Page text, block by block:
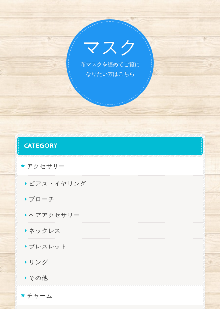
マスク
布マスクを纏めてご覧に
なりたい方はこちら
CATEGORY
アクセサリー
ピアス・イヤリング
ブローチ
ヘアアクセサリー
ネックレス
ブレスレット
リング
その他
チャーム